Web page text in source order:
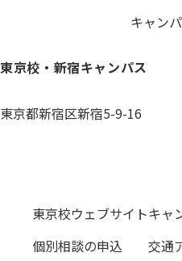
キャン
東京校・新宿キャンパス
東京都新宿区新宿5-9-16
東京校ウェブサイトキャ
個別相談の申込
交通